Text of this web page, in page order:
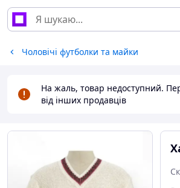
Чоловічі футболки та майки
На жаль, товар недоступний.
від інших продавців